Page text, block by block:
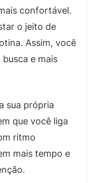
confortável.
o jeito de
Assim, você
e mais
sua própria
que você liga
ritmo
mais tempo e